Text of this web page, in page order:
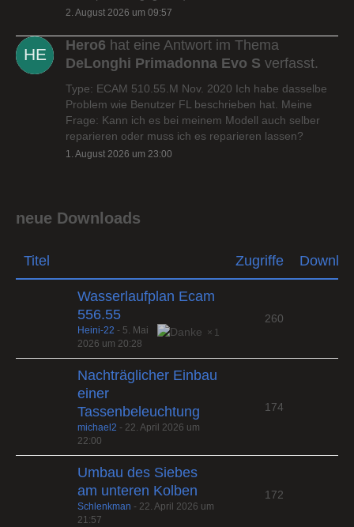
2. August 2026 um 09:57
Hero6 hat eine Antwort im Thema
DeLonghi Primadonna Evo S verfasst.
Type: ECAM 510.55.M Nov. 2020 Ich habe dasselbe
Problem wie Benutzer FL beschrieben hat. Meine
Frage: Kann ich es bei meinem Modell auch selber
reparieren oder muss ich es reparieren lassen?
1. August 2026 um 23:00
neue Downloads
Titel Zugriffe
Wasserlaufplan Ecam
556.55
1
Heini-22 - 5. Mai
2026 um 20:28
260
Nachträglicher Einbau
einer
Tassenbeleuchtung
michael2 - 22. April 2026 um
22:00
174
Umbau des Siebes
am unteren Kolben
Schlenkman - 22. April 2026 um
21:57
172